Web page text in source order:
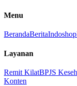
Menu
BerandaBeritaIndoshop
Layanan
Remit KilatBPJS
Konten